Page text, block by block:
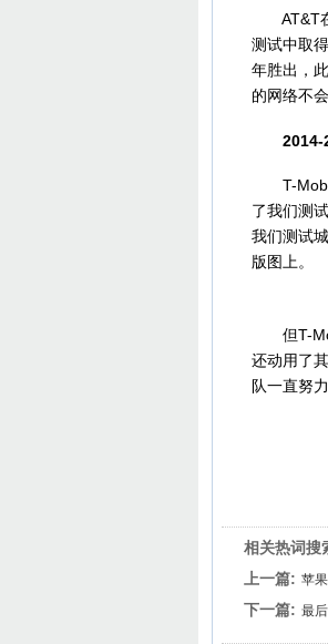
AT&T在
测试中取
年胜出，
的网络不
2014-
T-Mobile
了我们测
我们测试
版图上。
但T-
还动用了
队一直努
相关热词搜
上一篇: 苹
下一篇: 最